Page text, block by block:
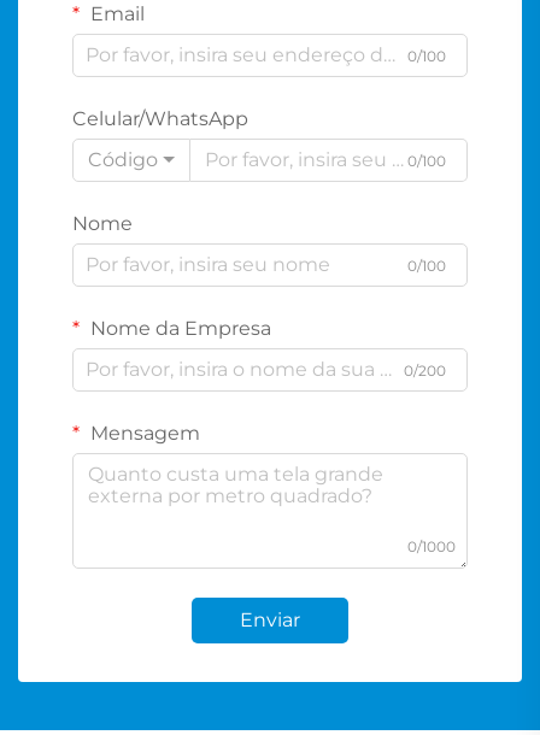
Email
0/100
Celular/WhatsApp
Código
0/100
Nome
0/100
Nome da Empresa
0/200
Mensagem
0/1000
Enviar